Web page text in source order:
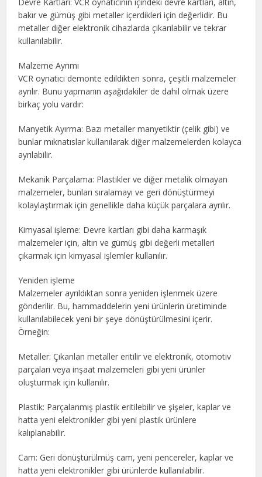
bakır ve gümüş gibi metaller içerdikleri için değerlidir. Bu
metaller diğer elektronik cihazlarda çıkarılabilir ve tekrar
kullanılabilir.
Malzeme Ayrımı
VCR oynatıcı demonte edildikten sonra, çeşitli malzemeler
ayrılır. Bunu yapmanın aşağıdakiler de dahil olmak üzere
birkaç yolu vardır:
Manyetik Ayırma: Bazı metaller manyetiktir (çelik gibi) ve
bunlar mıknatıslar kullanılarak diğer malzemelerden kolayca
ayrılabilir.
Mekanik Parçalama: Plastikler ve diğer metalik olmayan
malzemeler, bunları sıralamayı ve geri dönüştürmeyi
kolaylaştırmak için genellikle daha küçük parçalara ayrılır.
Kimyasal işleme: Devre kartları gibi daha karmaşık
malzemeler için, altın ve gümüş gibi değerli metalleri
çıkarmak için kimyasal işlemler kullanılır.
Yeniden işleme
Malzemeler ayrıldıktan sonra yeniden işlenmek üzere
gönderilir. Bu, hammaddelerin yeni ürünlerin üretiminde
kullanılabilecek yeni bir şeye dönüştürülmesini içerir.
Örneğin:
Metaller: Çıkarılan metaller eritilir ve elektronik, otomotiv
parçaları veya inşaat malzemeleri gibi yeni ürünler
oluşturmak için kullanılır.
Plastik: Parçalanmış plastik eritilebilir ve şişeler, kaplar ve
hatta yeni elektronikler gibi yeni plastik ürünlere
kalıplanabilir.
Cam: Geri dönüştürülmüş cam, yeni pencereler, kaplar ve
hatta yeni elektronikler gibi ürünlerde kullanılabilir.